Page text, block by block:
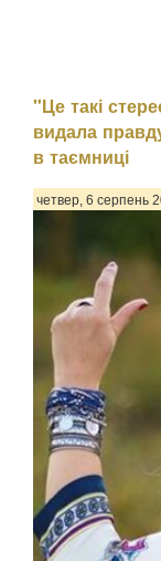
"Це такі
видала
в таємниці
четвер, 6 серпень